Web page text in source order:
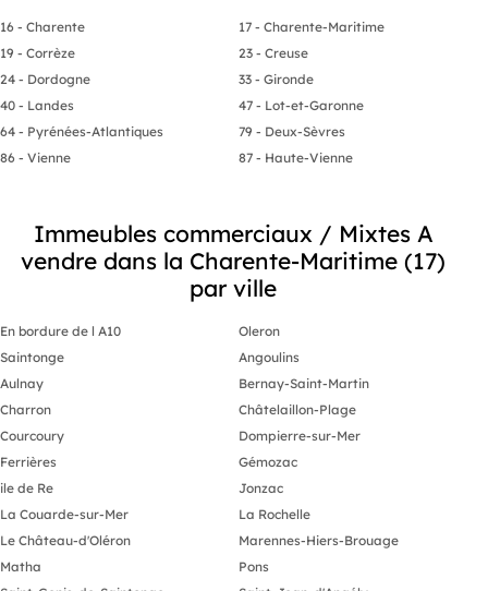
16 - Charente
17 - Charente-Maritime
19 - Corrèze
23 - Creuse
24 - Dordogne
33 - Gironde
40 - Landes
47 - Lot-et-Garonne
64 - Pyrénées-Atlantiques
79 - Deux-Sèvres
86 - Vienne
87 - Haute-Vienne
Immeubles commerciaux / Mixtes A
vendre dans la Charente-Maritime (17)
par ville
En bordure de l A10
Oleron
Saintonge
Angoulins
Aulnay
Bernay-Saint-Martin
Charron
Châtelaillon-Plage
Courcoury
Dompierre-sur-Mer
Ferrières
Gémozac
ile de Re
Jonzac
La Couarde-sur-Mer
La Rochelle
Le Château-d'Oléron
Marennes-Hiers-Brouage
Matha
Pons